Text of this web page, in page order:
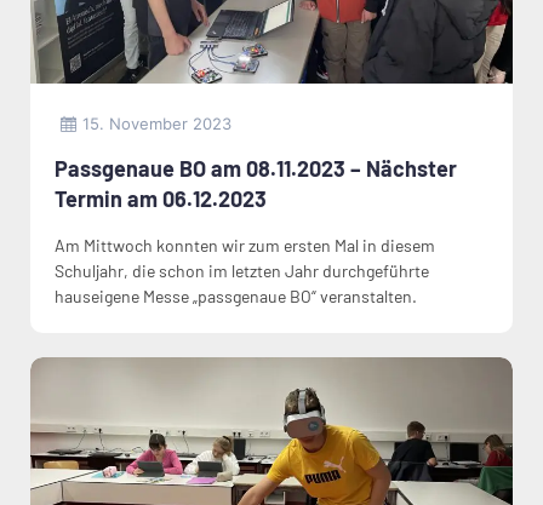
15. November 2023
Passgenaue BO am 08.11.2023 – Nächster
Termin am 06.12.2023
Am Mittwoch konnten wir zum ersten Mal in diesem
Schuljahr, die schon im letzten Jahr durchgeführte
hauseigene Messe „passgenaue BO“ veranstalten.